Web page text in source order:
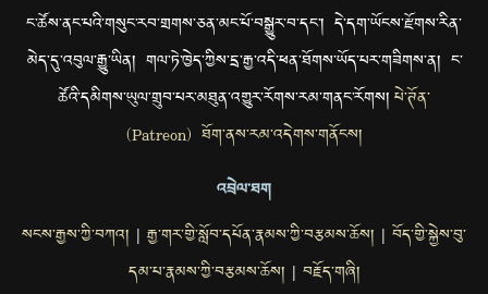
ང་ཚོས་ནང་པའི་གསུང་རབ་གྲགས་ཅན་མང་པོ་བསྒྱུར་བ་དང་། དེ་དག་ཡོངས་རྫོགས་རིན་
མེད་དུ་འབུལ་རྒྱུ་ཡིན། གལ་ཏེ་ཁྱེད་ཀྱིས་དྲ་རྒྱ་འདི་ཕན་ཐོགས་ཡོད་པར་གཟིགས་ན། ང་
ཚོའི་དམིགས་ཡུལ་གྲུབ་པར་མཐུན་འགྱུར་རོགས་རམ་གནང་རོགས།པེ་ཊོན་
(Patreon) ཐོག་ནས་རམ་འདེགས་གནོངས།
འབྲེལ་ཐག
སངས་རྒྱས་ཀྱི་བཀའ། | རྒྱ་གར་གྱི་སློབ་དཔོན་རྣམས་ཀྱི་བརྩམས་ཆོས། | བོད་གྱི་སྐྱེས་བུ་
དམ་པ་རྣམས་ཀྱི་བརྩམས་ཆོས། | བརྗོད་གཞི།